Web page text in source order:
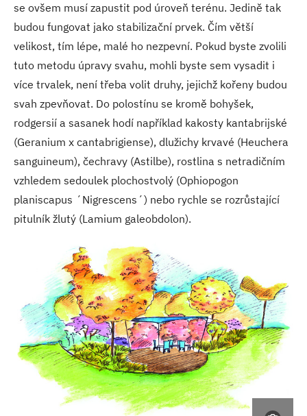
se ovšem musí zapustit pod úroveň terénu. Jedině tak
budou fungovat jako stabilizační prvek. Čím větší
velikost, tím lépe, malé ho nezpevní. Pokud byste zvolili
tuto metodu úpravy svahu, mohli byste sem vysadit i
více trvalek, není třeba volit druhy, jejichž kořeny budou
svah zpevňovat. Do polostínu se kromě bohyšek,
rodgersií a sasanek hodí například kakosty kantabrijské
(Geranium x cantabrigiense), dlužichy krvavé (Heuchera
sanguineum), čechravy (Astilbe), rostlina s netradičním
vzhledem sedoulek plochostvolý (Ophiopogon
planiscapus ´Nigrescens´) nebo rychle se rozrůstající
pitulník žlutý (Lamium galeobdolon).